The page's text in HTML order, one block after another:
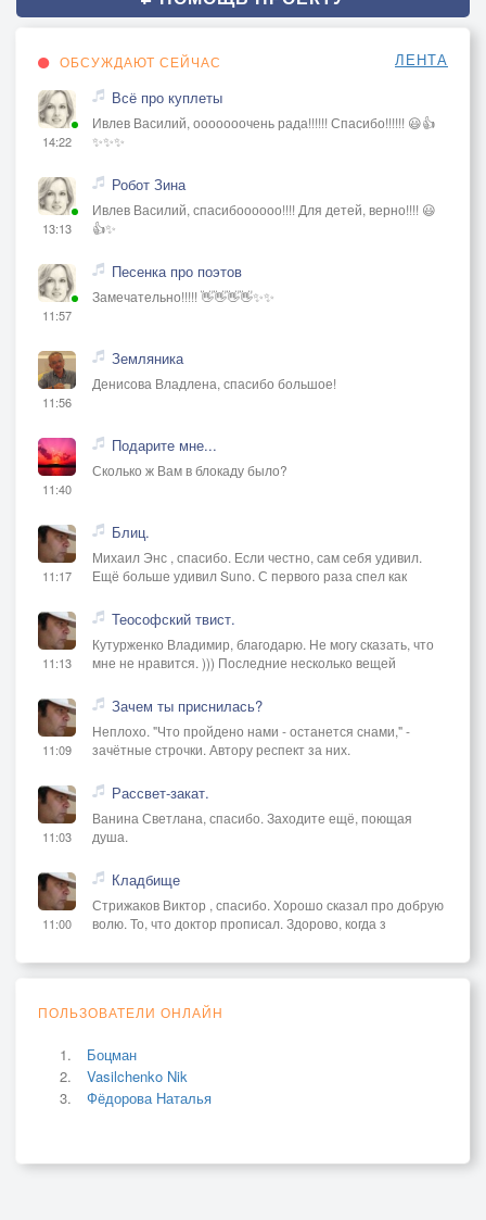
ОБСУЖДАЮТ СЕЙЧАС ЛЕНТА
14:22
Всё про куплеты
Ивлев Василий, ооооооочень рада!!!!!! Спасибо!!!!!! 😃👍
✨✨✨
13:13
Робот Зина
Ивлев Василий, спасибоооооо!!!! Для детей, верно!!!! 😃
👍✨
11:57
Песенка про поэтов
Замечательно!!!!! 👋👋👋👋✨✨
11:56
Земляника
Денисова Владлена, спасибо большое!
11:40
Подарите мне...
Сколько ж Вам в блокаду было?
11:17
Блиц.
Михаил Энс , спасибо. Если честно, сам себя удивил.
Ещё больше удивил Suno. С первого раза спел как
11:13
Теософский твист.
Кутурженко Владимир, благодарю. Не могу сказать, что
мне не нравится. ))) Последние несколько вещей
11:09
Зачем ты приснилась?
Неплохо. "Что пройдено нами - останется снами," -
зачётные строчки. Автору респект за них.
11:03
Рассвет-закат.
Ванина Светлана, спасибо. Заходите ещё, поющая
душа.
11:00
Кладбище
Стрижаков Виктор , спасибо. Хорошо сказал про добрую
волю. То, что доктор прописал. Здорово, когда з
ПОЛЬЗОВАТЕЛИ ОНЛАЙН
Боцман
Vasilchenko Nik
Фёдорова Наталья